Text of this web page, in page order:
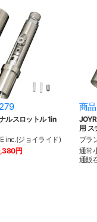
ルスロットル 1in
inc.(ジョイライド)
円
商
用
ブラ
通常
通販